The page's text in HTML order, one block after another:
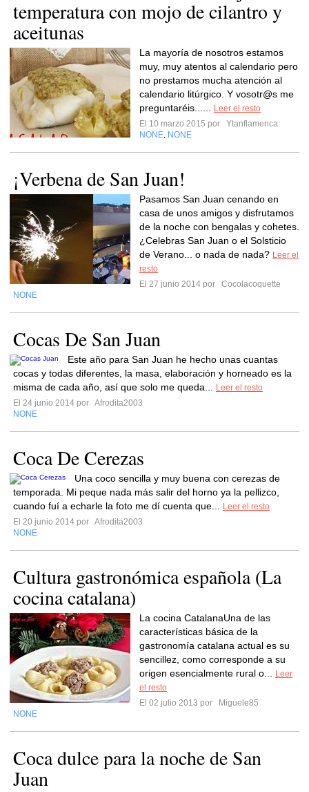
temperatura con mojo de cilantro y
aceitunas
La mayoría de nosotros estamos
muy, muy atentos al calendario pero
no prestamos mucha atención al
calendario litúrgico. Y vosotr@s me
preguntaréis......
Leer el resto
El 10 marzo 2015 por
Ytanflamenca
NONE NONE
¡Verbena de San Juan!
Pasamos San Juan cenando en
casa de unos amigos y disfrutamos
de la noche con bengalas y cohetes.
¿Celebras San Juan o el Solsticio
de Verano... o nada de nada? Leer el
resto
El 27 junio 2014 por
Cocolacoquette
NONE
Cocas De San Juan
Este año para San Juan he hecho unas cuantas
cocas y todas diferentes, la masa, elaboración y horneado es la
misma de cada año, así que solo me queda...
Leer el resto
El 24 junio 2014 por Afrodita2003
NONE
Coca De Cerezas
Una coco sencilla y muy buena con cerezas de
temporada. Mi peque nada más salir del horno ya la pellizco,
cuando fuí a echarle la foto me dí cuenta que...
Leer el resto
El 20 junio 2014 por Afrodita2003
NONE
Cultura gastronómica española (La
cocina catalana)
La cocina CatalanaUna de las
características básica de la
gastronomía catalana actual es su
sencillez, como corresponde a su
origen esencialmente rural o...
Leer
el resto
El 02 julio 2013 por
Miguele85
NONE
Coca dulce para la noche de San
Juan